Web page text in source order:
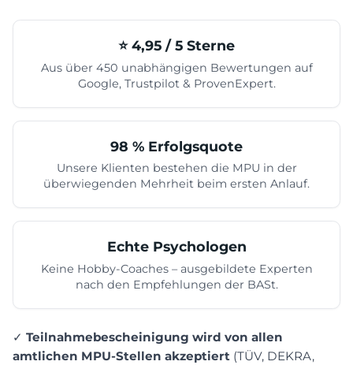
⭐️ 4,95 / 5 Sterne
Aus über 450 unabhängigen Bewertungen auf
Google, Trustpilot & ProvenExpert.
98 % Erfolgsquote
Unsere Klienten bestehen die MPU in der
überwiegenden Mehrheit beim ersten Anlauf.
Echte Psychologen
Keine Hobby-Coaches – ausgebildete Experten
nach den Empfehlungen der BASt.
✓ Teilnahmebescheinigung wird von allen
amtlichen MPU-Stellen akzeptiert (TÜV, DEKRA,